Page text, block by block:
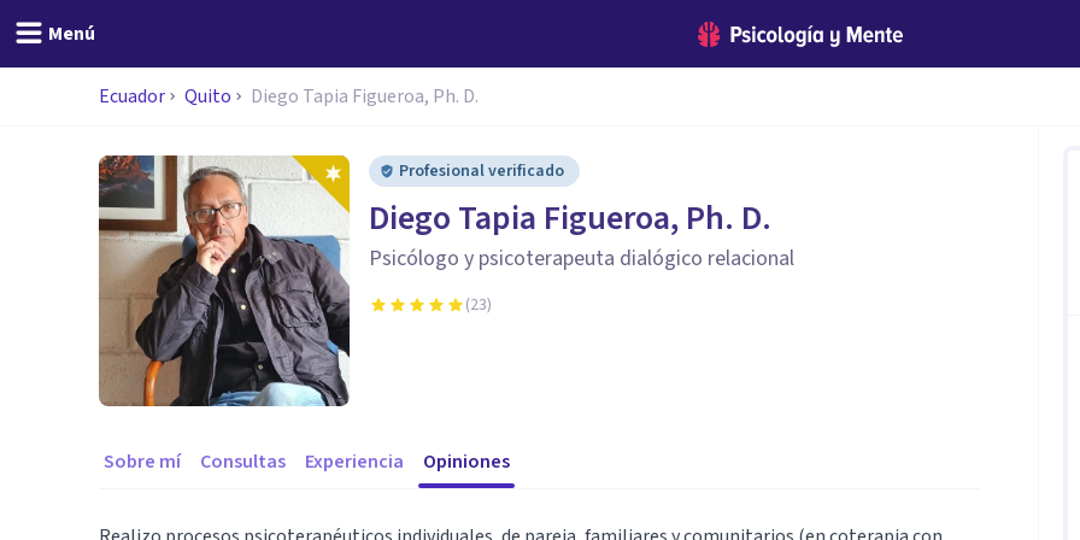
Menú
Ecuador Quito Diego Tapia Figueroa, Ph. D.
Profesional verificado
Diego Tapia Figueroa, Ph. D.
Psicólogo y psicoterapeuta dialógico relacional
(23)
Sobre mí Consultas Experiencia Opiniones